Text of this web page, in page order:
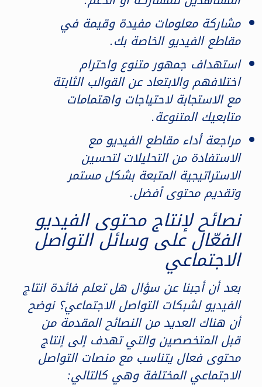
مشاركة معلومات مفيدة وقيمة في
مقاطع الفيديو الخاصة بك.
استهداف جمهور متنوع واحترام
اختلافهم والابتعاد عن القوالب الثابتة
مع الاستجابة لاحتياجات واهتمامات
متابعيك المتنوعة.
مراجعة أداء مقاطع الفيديو مع
الاستفادة من التحليلات لتحسين
الاستراتيجية المتبعة بشكل مستمر
وتقديم محتوى أفضل.
نصائح لإنتاج محتوى الفيديو
الفعّال على وسائل التواصل
الاجتماعي
بعد أن أجبنا عن سؤال هل تعلم فائدة انتاج
الفيديو لشبكات التواصل الاجتماعي؟ نوضح
أن هناك العديد من النصائح المقدمة من
قبل المتخصصين والتي تهدف إلى إنتاج
محتوى فعال يتناسب مع منصات التواصل
الاجتماعي المختلفة وهي كالتالي: